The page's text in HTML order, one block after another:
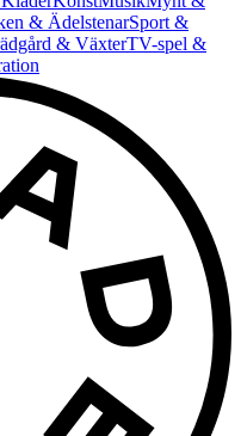
& ÄdelstenarSport &
& VäxterTV-spel &